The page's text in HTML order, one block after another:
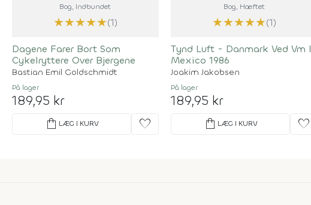
Bog, Indbundet
★★★★★(1)
Dagene Farer Bort Som
Cykelryttere Over Bjergene
Bastian Emil Goldschmidt
På lager
189,95 kr
shopping_bag LÆG I KURV favorite
Bog, Hæftet
★★★★★(1)
Tynd Luft - Danmark Ved Vm I
Mexico 1986
Joakim Jakobsen
På lager
189,95 kr
shopping_bag LÆG I KURV favorite